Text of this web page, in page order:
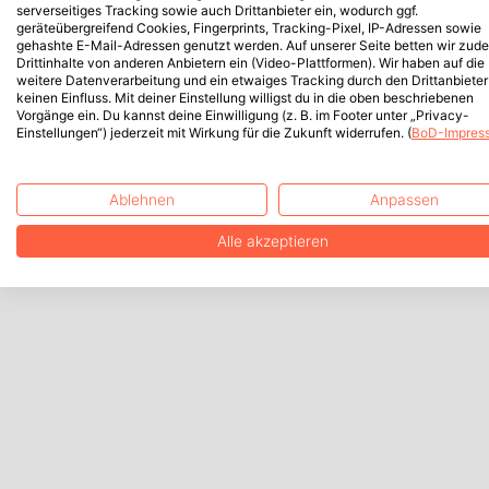
serverseitiges Tracking sowie auch Drittanbieter ein, wodurch ggf.
geräteübergreifend Cookies, Fingerprints, Tracking-Pixel, IP-Adressen sowie
gehashte E-Mail-Adressen genutzt werden. Auf unserer Seite betten wir
Drittinhalte von anderen Anbietern ein (Video-Plattformen). Wir haben auf die
weitere Datenverarbeitung und ein etwaiges Tracking durch den Drittanbieter
keinen Einfluss. Mit deiner Einstellung willigst du in die oben beschriebenen
Vorgänge ein. Du kannst deine Einwilligung (z. B. im Footer unter „Privacy-
Einstellungen“) jederzeit mit Wirkung für die Zukunft widerrufen. (BoD-
Ablehnen Anpassen
Alle akzeptieren